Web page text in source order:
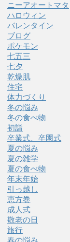
ニーアオートマタ
ハロウィン
バレンタイン
ブログ
ポケモン
七五三
七夕
乾燥肌
住宅
体力づくり
冬の悩み
冬の食べ物
初詣
卒業式、卒園式
夏の悩み
夏の雑学
夏の食べ物
年末年始
引っ越し
恵方巻
成人式
敬老の日
旅行